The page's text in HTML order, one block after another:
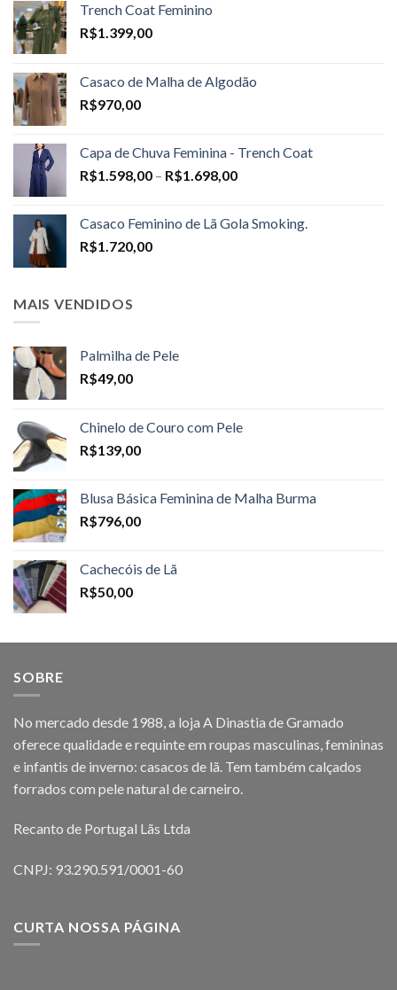
Trench Coat Feminino
R$1.399,00
Casaco de Malha de Algodão
R$970,00
Capa de Chuva Feminina - Trench Coat
R$1.598,00 – R$1.698,00Price
through
Casaco Feminino de Lã Gola Smoking.
R$1.720,00
MAIS VENDIDOS
Palmilha de Pele
R$49,00
Chinelo de Couro com Pele
R$139,00
Blusa Básica Feminina de Malha Burma
R$796,00
Cachecóis de Lã
R$50,00
SOBRE
No mercado desde 1988, a loja A Dinastia de Gramado
oferece qualidade e requinte em roupas masculinas, femininas
e infantis de inverno: casacos de lã. Tem também calçados
forrados com pele natural de carneiro.
Recanto de Portugal Lãs Ltda
CNPJ: 93.290.591/0001-60
CURTA NOSSA PÁGINA